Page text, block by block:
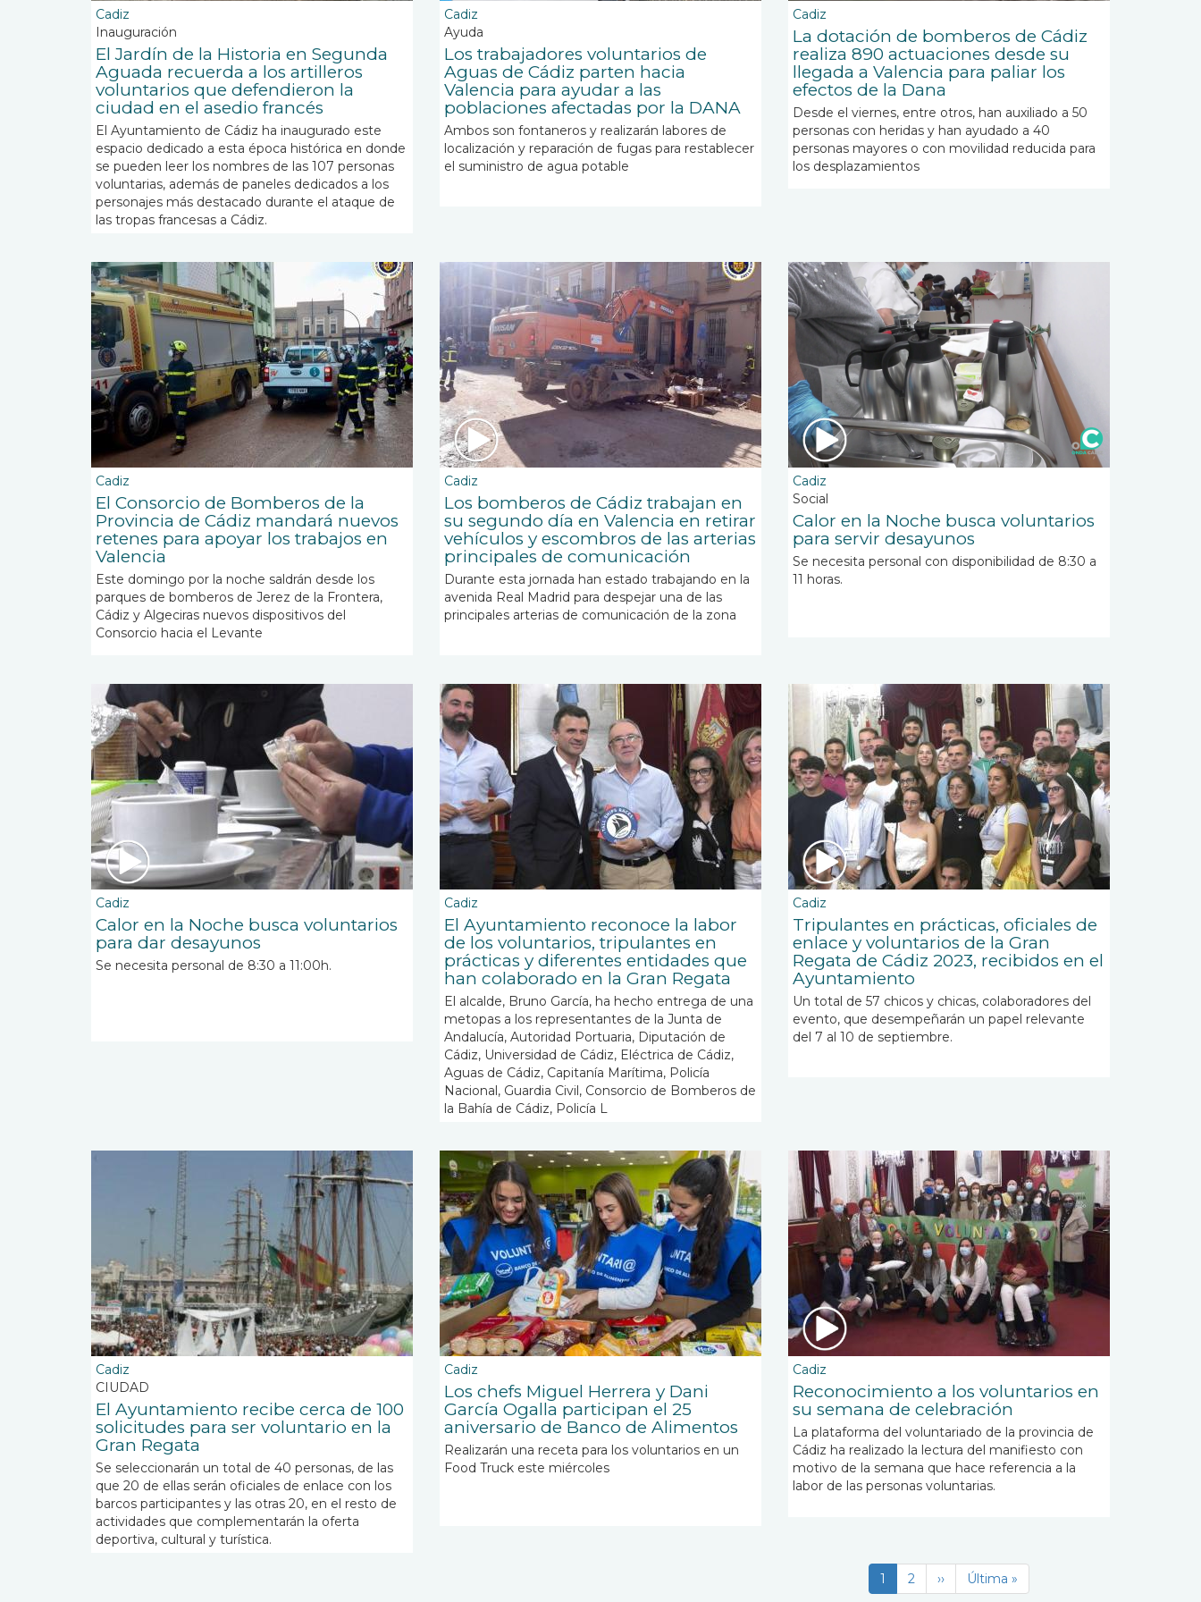
Cadiz
Inauguración
El Jardín de la Historia en Segunda
Aguada recuerda a los artilleros
voluntarios que defendieron la
ciudad en el asedio francés
El Ayuntamiento de Cádiz ha inaugurado este
espacio dedicado a esta época histórica en donde
se pueden leer los nombres de las 107 personas
voluntarias, además de paneles dedicados a los
personajes más destacado durante el ataque de
las tropas francesas a Cádiz.
Cadiz
Ayuda
Los trabajadores voluntarios de
Aguas de Cádiz parten hacia
Valencia para ayudar a las
poblaciones afectadas por la DANA
Ambos son fontaneros y realizarán labores de
localización y reparación de fugas para restablecer
el suministro de agua potable
Cadiz
La dotación de bomberos de Cádiz
realiza 890 actuaciones desde su
llegada a Valencia para paliar los
efectos de la Dana
Desde el viernes, entre otros, han auxiliado a 50
personas con heridas y han ayudado a 40
personas mayores o con movilidad reducida para
los desplazamientos
Cadiz
El Consorcio de Bomberos de la
Provincia de Cádiz mandará nuevos
retenes para apoyar los trabajos en
Valencia
Este domingo por la noche saldrán desde los
parques de bomberos de Jerez de la Frontera,
Cádiz y Algeciras nuevos dispositivos del
Consorcio hacia el Levante
Cadiz
Los bomberos de Cádiz trabajan en
su segundo día en Valencia en retirar
vehículos y escombros de las arterias
principales de comunicación
Durante esta jornada han estado trabajando en la
avenida Real Madrid para despejar una de las
principales arterias de comunicación de la zona
Cadiz
Social
Calor en la Noche busca voluntarios
para servir desayunos
Se necesita personal con disponibilidad de 8:30 a
11 horas.
Cadiz
Calor en la Noche busca voluntarios
para dar desayunos
Se necesita personal de 8:30 a 11:00h.
Cadiz
El Ayuntamiento reconoce la labor
de los voluntarios, tripulantes en
prácticas y diferentes entidades que
han colaborado en la Gran Regata
El alcalde, Bruno García, ha hecho entrega de una
metopas a los representantes de la Junta de
Andalucía, Autoridad Portuaria, Diputación de
Cádiz, Universidad de Cádiz, Eléctrica de Cádiz,
Aguas de Cádiz, Capitanía Marítima, Policía
Nacional, Guardia Civil, Consorcio de Bomberos de
la Bahía de Cádiz, Policía L
Cadiz
Tripulantes en prácticas, oficiales de
enlace y voluntarios de la Gran
Regata de Cádiz 2023, recibidos en el
Ayuntamiento
Un total de 57 chicos y chicas, colaboradores del
evento, que desempeñarán un papel relevante
del 7 al 10 de septiembre.
Cadiz
CIUDAD
El Ayuntamiento recibe cerca de 100
solicitudes para ser voluntario en la
Gran Regata
Se seleccionarán un total de 40 personas, de las
que 20 de ellas serán oficiales de enlace con los
barcos participantes y las otras 20, en el resto de
actividades que complementarán la oferta
deportiva, cultural y turística.
Cadiz
Los chefs Miguel Herrera y Dani
García Ogalla participan el 25
aniversario de Banco de Alimentos
Realizarán una receta para los voluntarios en un
Food Truck este miércoles
Cadiz
Reconocimiento a los voluntarios en
su semana de celebración
La plataforma del voluntariado de la provincia de
Cádiz ha realizado la lectura del manifiesto con
motivo de la semana que hace referencia a la
labor de las personas voluntarias.
Página
actual
1 Page
2
Siguiente
página
››
Última
página
Última »